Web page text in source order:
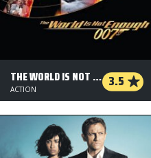
THE WORLD IS NOT ENOUGH 3.5
ACTION